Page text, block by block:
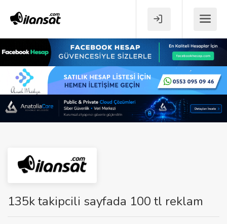
135k takipcili sayfada 100 tl reklam